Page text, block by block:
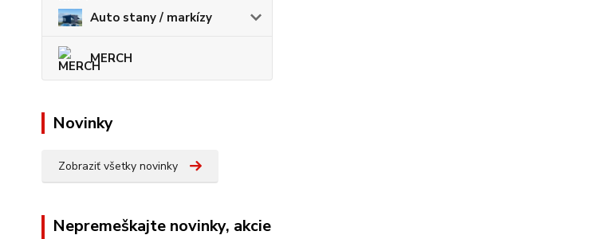
Auto stany / markízy
MERCH
Novinky
Zobraziť všetky novinky
Nepremeškajte novinky, akcie